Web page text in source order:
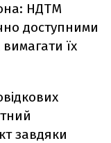
НДТМ
доступними
їх
завдяки